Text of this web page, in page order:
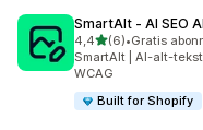
SmartAlt ‑ AI SEO
4,4van 5 sterren
(6)
6 recensies in totaal
•Gratis
SmartAlt | AI-alt-
WCAG
Built for Shopify